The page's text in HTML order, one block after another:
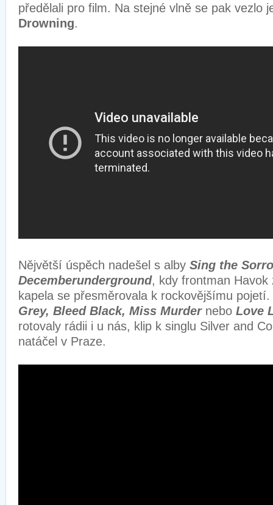
předělali pro film. Na stejné vlně se pak vezlo
Drowning.
Nějvětší úspěch nadešel s alby Sing the
Decemberunderground, kdy frontman Havok
kapela se přesměrovala k rockovějšímu
Grey, Bleed Black, Miss Murder nebo Love
rotovaly rádii i u nás, klip k singlu Silver and
natáčel v Praze.